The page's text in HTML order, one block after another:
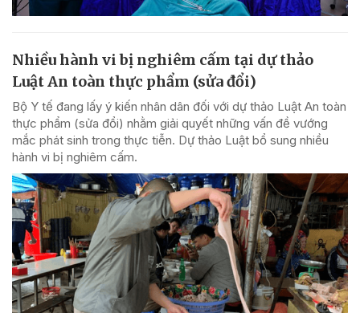
Nhiều hành vi bị nghiêm cấm tại dự thảo
Luật An toàn thực phẩm (sửa đổi)
Bộ Y tế đang lấy ý kiến nhân dân đối với dự thảo Luật An toàn
thực phẩm (sửa đổi) nhằm giải quyết những vấn đề vướng
mắc phát sinh trong thực tiễn. Dự thảo Luật bổ sung nhiều
hành vi bị nghiêm cấm.